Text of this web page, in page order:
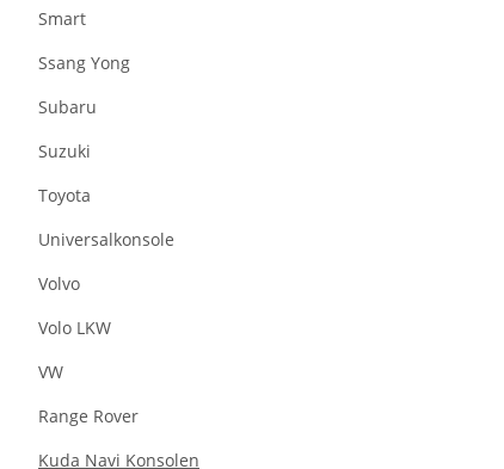
Smart
Ssang Yong
Subaru
Suzuki
Toyota
Universalkonsole
Volvo
Volo LKW
VW
Range Rover
Kuda Navi Konsolen